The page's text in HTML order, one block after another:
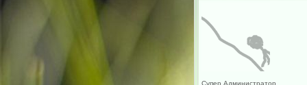
Супер Администратор